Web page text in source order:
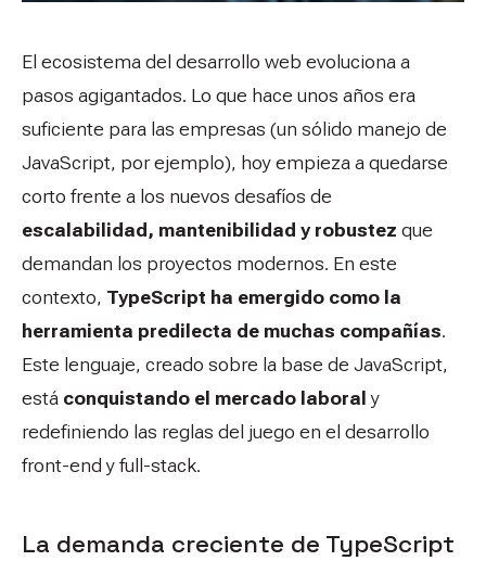
El ecosistema del desarrollo web evoluciona a
pasos agigantados. Lo que hace unos años era
suficiente para las empresas (un sólido manejo de
JavaScript, por ejemplo), hoy empieza a quedarse
corto frente a los nuevos desafíos de
escalabilidad, mantenibilidad y robustez que
demandan los proyectos modernos. En este
contexto, TypeScript ha emergido como la
herramienta predilecta de muchas compañías.
Este lenguaje, creado sobre la base de JavaScript,
está conquistando el mercado laboral y
redefiniendo las reglas del juego en el desarrollo
front-end y full-stack.
La demanda creciente de TypeScript